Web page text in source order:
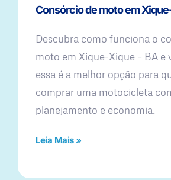
Consórcio de moto em
Descubra como funciona o
moto em Xique-Xique – BA e
essa é a melhor opção para
comprar uma motocicleta
planejamento e economia.
Leia Mais »